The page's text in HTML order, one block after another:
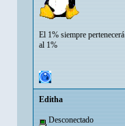
El 1% siempre pertenecerá
al 1%
Editha
Desconectado